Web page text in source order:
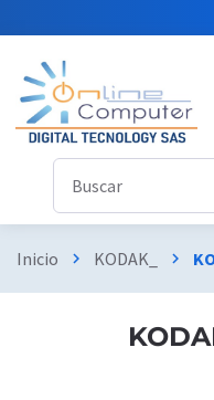
Inicio chevron_right KODAK_ chevron_right